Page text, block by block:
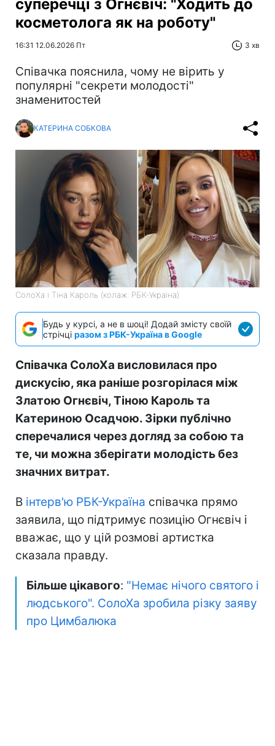
суперечці з Огнєвіч: "Ходить до
косметолога як на роботу"
16:31 12.06.2026 Пт 3 хв
Співачка пояснила, чому не вірить у
популярні "секрети молодості"
знаменитостей
КАТЕРИНА СОБКОВА
СолоХа і Тіна Кароль (колаж: РБК-Україна)
Будь у курсі, а не в шоці! Додай змісту своїй
стрічці разом з РБК-Україна в Google
Співачка СолоХа висловилася про
дискусію, яка раніше розгорілася між
Златою Огнєвіч, Тіною Кароль та
Катериною Осадчою. Зірки публічно
сперечалися через догляд за собою та
те, чи можна зберігати молодість без
значних витрат.
В інтерв'ю РБК-Україна співачка прямо
заявила, що підтримує позицію Огнєвіч і
вважає, що у цій розмові артистка
сказала правду.
Більше цікавого: "Немає нічого святого і
людського". СолоХа зробила різку заяву
про Цимбалюка